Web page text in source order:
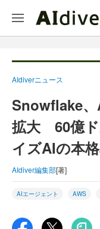
AIdiverニュース
Snowflake、
拡大 60億ド
イズAIの本
AIdiver編集部[著]
AIエージェント AWS